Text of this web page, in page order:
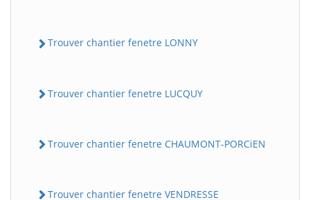
Trouver chantier fenetre LONNY
Trouver chantier fenetre LUCQUY
Trouver chantier fenetre CHAUMONT-PORCiEN
Trouver chantier fenetre VENDRESSE